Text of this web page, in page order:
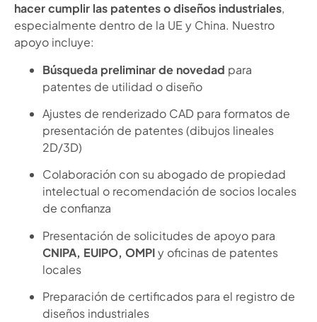
hacer cumplir las patentes o diseños industriales,
especialmente dentro de la UE y China. Nuestro
apoyo incluye:
Búsqueda preliminar de novedad para
patentes de utilidad o diseño
Ajustes de renderizado CAD para formatos de
presentación de patentes (dibujos lineales
2D/3D)
Colaboración con su abogado de propiedad
intelectual o recomendación de socios locales
de confianza
Presentación de solicitudes de apoyo para
CNIPA, EUIPO, OMPIy oficinas de patentes
locales
Preparación de certificados para el registro de
diseños industriales